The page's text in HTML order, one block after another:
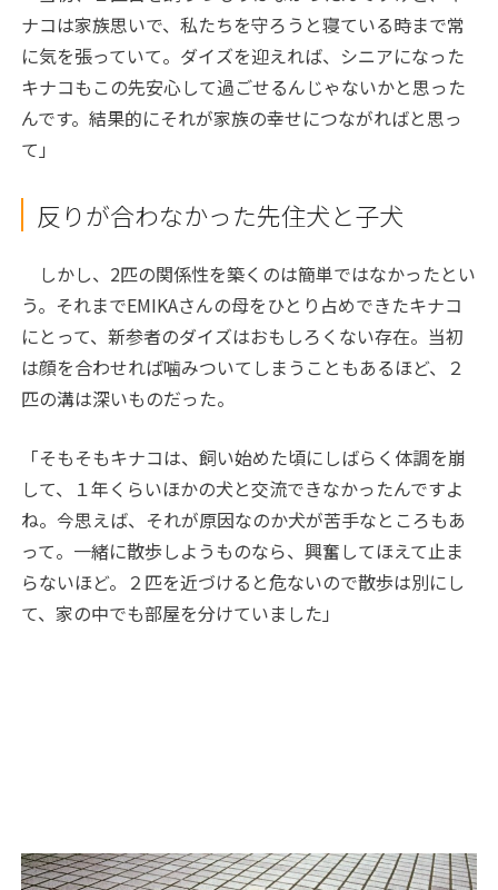
ナコは家族思いで、私たちを守ろうと寝ている時まで常
に気を張っていて。ダイズを迎えれば、シニアになった
キナコもこの先安心して過ごせるんじゃないかと思った
んです。結果的にそれが家族の幸せにつながればと思っ
て」
反りが合わなかった先住犬と子犬
しかし、 2匹の関係性を築くのは簡単ではなかったとい
う。それまでEMIKAさんの母をひとり占めできたキナコ
にとって、新参者のダイズはおもしろくない存在。当初
は顔を合わせれば噛みついてしまうこともあるほど、２
匹の溝は深いものだった。
「そもそもキナコは、飼い始めた頃にしばらく体調を崩
して、１年くらいほかの犬と交流できなかったんですよ
ね。今思えば、それが原因なのか犬が苦手なところもあ
って。一緒に散歩しようものなら、興奮してほえて止ま
らないほど。２匹を近づけると危ないので散歩は別にし
て、家の中でも部屋を分けていました」